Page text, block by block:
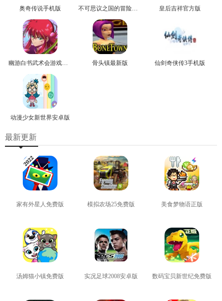
奥奇传说手机版 不可思议之国的冒险官方版 皇后吉祥官方版
幽游白书武术会游戏正版 骨头镇最新版 仙剑奇侠传3手机版
动漫少女新世界安卓版
最新更新
家有外星人免费版 模拟农场25免费版 美食梦物语正版
汤姆猫小镇免费版 实况足球2008安卓版 数码宝贝新世纪免费版